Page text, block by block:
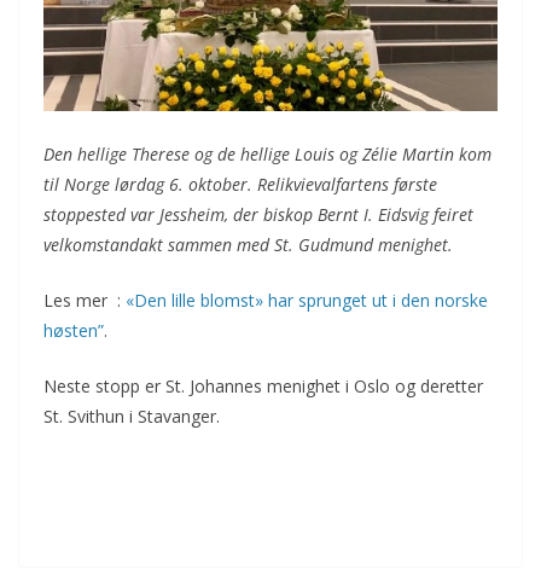
Den hellige Therese og de hellige Louis og Zélie Martin kom
til Norge lørdag 6. oktober. Relikvievalfartens første
stoppested var Jessheim, der biskop Bernt I. Eidsvig feiret
velkomstandakt sammen med St. Gudmund menighet.
Les mer : «Den lille blomst» har sprunget ut i den norske
høsten”.
Neste stopp er St. Johannes menighet i Oslo og deretter
St. Svithun i Stavanger.